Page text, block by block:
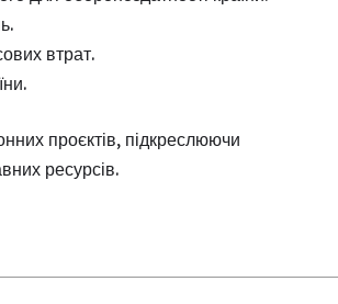
втрат.
проєктів, підкреслюючи
ресурсів.